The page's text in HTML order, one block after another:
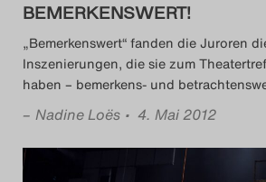
BEMERKENSWERT!
„Bemerkenswert“ fanden die Juroren
Inszenierungen, die sie zum
haben – bemerkens- und
– Nadine Loës • 4. Mai 2012